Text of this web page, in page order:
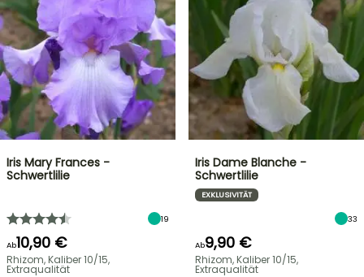
Iris Mary Frances -
Schwertlilie
19
Ab10,90 €
Rhizom, Kaliber 10/15,
Extraqualität
Iris Dame Blanche -
Schwertlilie
EXKLUSIVITÄT
33
Ab9,90 €
Rhizom, Kaliber 10/15,
Extraqualität